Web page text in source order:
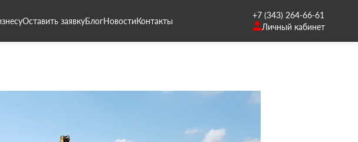
Оставить заявкуБлогНовостиКонтакты
+7 (343) 264-66-61
Личный кабинет